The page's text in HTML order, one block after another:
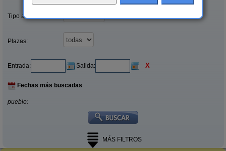
Tipo alquiler:
Plazas:
Entrada: Salida: X
Fechas más buscadas
pueblo:
MÁS FILTROS